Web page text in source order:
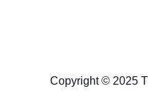
Copyright © 2025